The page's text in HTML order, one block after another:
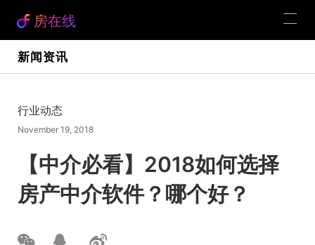
房在线
新闻资讯
行业动态
November 19, 2018
【中介必看】2018如何选择
房产中介软件？哪个好？